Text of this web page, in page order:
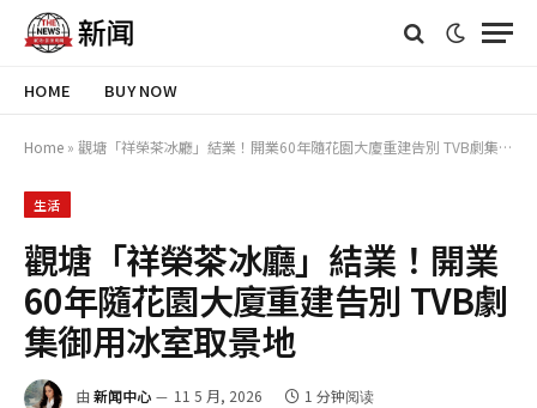
HOME BUY NOW
Home » 觀塘「祥榮茶冰廳」結業！開業60年隨花園大廈重建告別 TVB劇集御用冰室取景地
生活
觀塘「祥榮茶冰廳」結業！開業
60年隨花園大廈重建告別 TVB劇
集御用冰室取景地
由 新闻中心 11 5 月, 2026 1 分钟阅读